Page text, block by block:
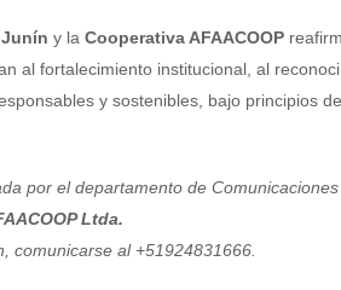
Junín y la Cooperativa AFAACOOP
al fortalecimiento institucional, al
y sostenibles, bajo principios
por el departamento de
Ltda.
comunicarse al +51924831666.